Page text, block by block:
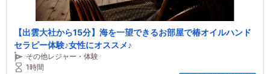
【出雲大社から15分】海を一望できるお部屋で椿オイルハンド
セラピー体験♪女性にオススメ♪
その他レジャー・体験
1時間